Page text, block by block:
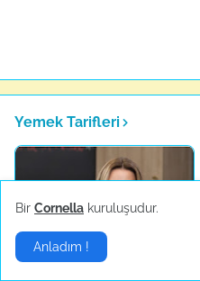
Yemek Tarifleri
Esra Kuştemir:
Bir Cornella kuruluşudur.
Anladım !